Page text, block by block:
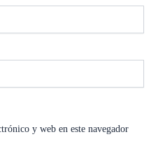
y web en este navegador